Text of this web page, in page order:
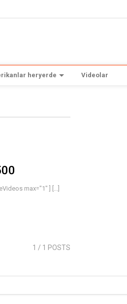
heryerde Videolar
max="1" ] [...]
1 / 1 POSTS